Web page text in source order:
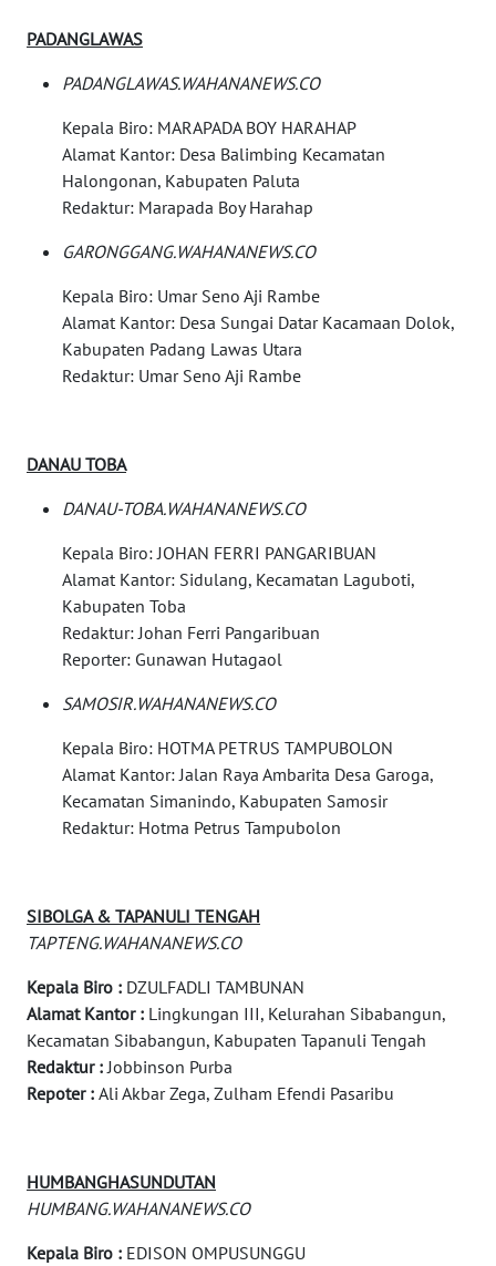
PADANGLAWAS
PADANGLAWAS.WAHANANEWS.CO
Kepala Biro: MARAPADA BOY HARAHAP
Alamat Kantor: Desa Balimbing Kecamatan
Halongonan, Kabupaten Paluta
Redaktur: Marapada Boy Harahap
GARONGGANG.WAHANANEWS.CO
Kepala Biro: Umar Seno Aji Rambe
Alamat Kantor: Desa Sungai Datar Kacamaan Dolok,
Kabupaten Padang Lawas Utara
Redaktur: Umar Seno Aji Rambe
DANAU TOBA
DANAU-TOBA.WAHANANEWS.CO
Kepala Biro: JOHAN FERRI PANGARIBUAN
Alamat Kantor: Sidulang, Kecamatan Laguboti,
Kabupaten Toba
Redaktur: Johan Ferri Pangaribuan
Reporter: Gunawan Hutagaol
SAMOSIR.WAHANANEWS.CO
Kepala Biro: HOTMA PETRUS TAMPUBOLON
Alamat Kantor: Jalan Raya Ambarita Desa Garoga,
Kecamatan Simanindo, Kabupaten Samosir
Redaktur: Hotma Petrus Tampubolon
SIBOLGA & TAPANULI TENGAH
TAPTENG.WAHANANEWS.CO
Kepala Biro : DZULFADLI TAMBUNAN
Alamat Kantor : Lingkungan III, Kelurahan Sibabangun,
Kecamatan Sibabangun, Kabupaten Tapanuli Tengah
Redaktur : Jobbinson Purba
Repoter : Ali Akbar Zega, Zulham Efendi Pasaribu
HUMBANGHASUNDUTAN
HUMBANG.WAHANANEWS.CO
Kepala Biro : EDISON OMPUSUNGGU
WAHANANEWS
WAHANANEWS
CO ID
WAHANANEWS
SPORT
WAHANA
UMKM
SELEB
PERSONA
WAHANA
OTOMOTIF
WAHANA
HEALTH
WAHANA
DESA
WISATA
Network
KONSUMEN
LISTRIK
WALINKI